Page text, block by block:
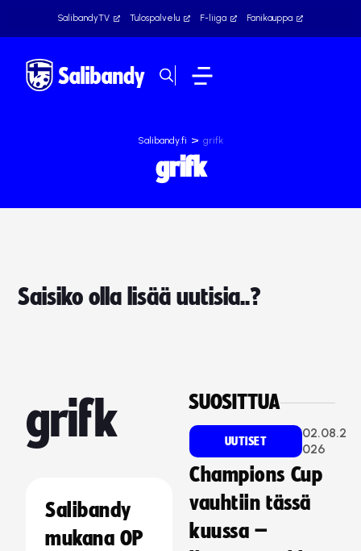
SalibandyTV Tulospalvelu F-liiga Fanikauppa
Salibandy.fi > grifk
grifk
Saisiko olla lisää uutisia..?
grifk
Salibandy
mukana OP
SUOSITTUA
UUTISET
02.08.2
026
Champions Cup
vauhtiin tässä
kuussa –